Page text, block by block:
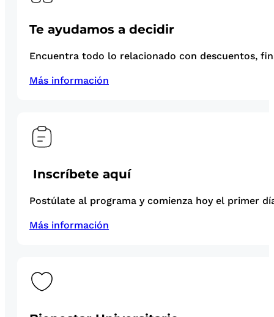
Te ayudamos a decidir
Encuentra todo lo relacionado con descuentos,
Más información
Inscríbete aquí
Postúlate al programa y comienza hoy el primer
Más información